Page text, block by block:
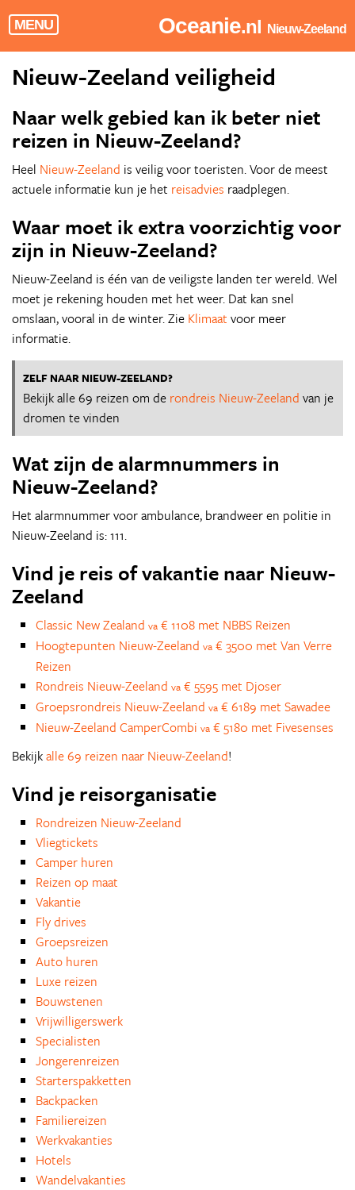
MENU Oceanie.nl Nieuw-Zeeland
Nieuw-Zeeland veiligheid
Naar welk gebied kan ik beter niet
reizen in Nieuw-Zeeland?
Heel Nieuw-Zeeland is veilig voor toeristen. Voor de meest
actuele informatie kun je het reisadvies raadplegen.
Waar moet ik extra voorzichtig voor
zijn in Nieuw-Zeeland?
Nieuw-Zeeland is één van de veiligste landen ter wereld. Wel
moet je rekening houden met het weer. Dat kan snel
omslaan, vooral in de winter. Zie Klimaat voor meer
informatie.
ZELF NAAR NIEUW-ZEELAND?
Bekijk alle 69 reizen om de rondreis Nieuw-Zeeland van je
dromen te vinden
Wat zijn de alarmnummers in
Nieuw-Zeeland?
Het alarmnummer voor ambulance, brandweer en politie in
Nieuw-Zeeland is: 111.
Vind je reis of vakantie naar Nieuw-
Zeeland
Classic New Zealand va € 1108 met NBBS Reizen
Hoogtepunten Nieuw-Zeeland va € 3500 met Van Verre
Reizen
Rondreis Nieuw-Zeeland va € 5595 met Djoser
Groepsrondreis Nieuw-Zeeland va € 6189 met Sawadee
Nieuw-Zeeland CamperCombi va € 5180 met Fivesenses
Bekijkalle 69 reizen naar Nieuw-Zeeland!
Vind je reisorganisatie
Rondreizen Nieuw-Zeeland
Vliegtickets
Camper huren
Reizen op maat
Vakantie
Fly drives
Groepsreizen
Auto huren
Luxe reizen
Bouwstenen
Vrijwilligerswerk
Specialisten
Jongerenreizen
Starterspakketten
Backpacken
Familiereizen
Werkvakanties
Hotels
Wandelvakanties